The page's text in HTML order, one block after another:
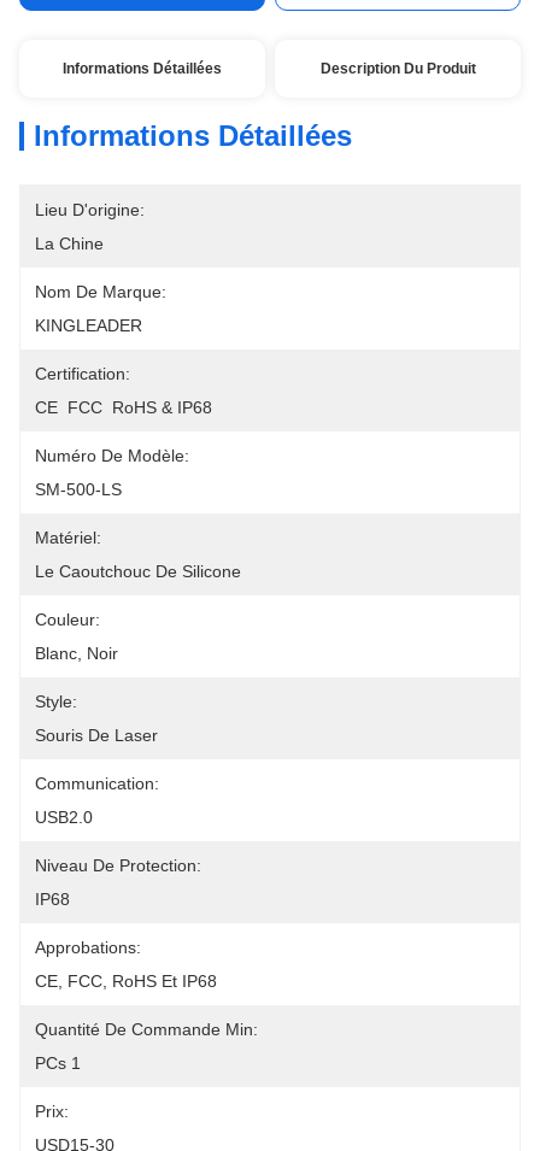
Informations Détaillées Description Du Produit
Informations Détaillées
Lieu D'origine:
La Chine
Nom De Marque:
KINGLEADER
Certification:
CE  FCC  RoHS & IP68
Numéro De Modèle:
SM-500-LS
Matériel:
Le Caoutchouc De Silicone
Couleur:
Blanc, Noir
Style:
Souris De Laser
Communication:
USB2.0
Niveau De Protection:
IP68
Approbations:
CE, FCC, RoHS Et IP68
Quantité De Commande Min:
PCs 1
Prix:
USD15-30